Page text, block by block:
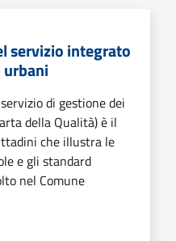
servizio integrato
di gestione dei
della Qualità) è il
che illustra le
e gli standard
nel Comune